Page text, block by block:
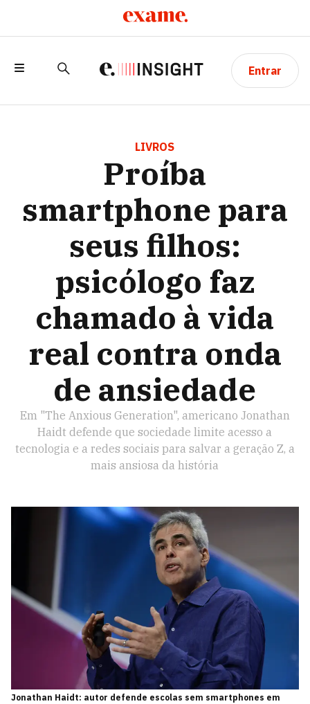
Entrar
FILHOS: PSICÓLOGO FAZ CHAMADO À
VIDA REAL CONTRA ONDA DE
ANSIEDADE
LIVROS
Proíba
smartphone para
seus filhos:
psicólogo faz
chamado à vida
real contra onda
de ansiedade
Em "The Anxious Generation", americano Jonathan
Haidt defende que sociedade limite acesso a
tecnologia e a redes sociais para salvar a geração Z, a
mais ansiosa da história
Jonathan Haidt: autor defende escolas sem smartphones em